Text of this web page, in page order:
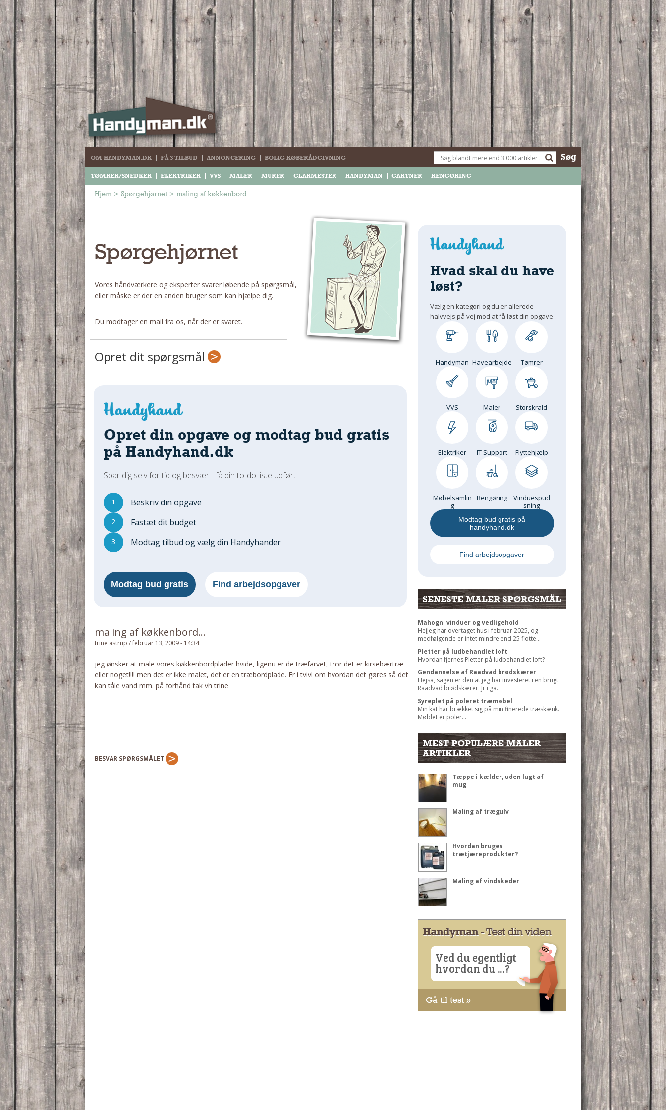
OM HANDYMAN.DK FÅ 3 TILBUD ANNONCERING BOLIG KØBERÅDGIVNING
TØMRER/SNEDKER ELEKTRIKER VVS MALER MURER GLARMESTER HANDYMAN GARTNER RENGØRING
Søg
Hjem > Spørgehjørnet > maling af køkkenbord...
Spørgehjørnet
Vores håndværkere og eksperter svarer løbende på spørgsmål,
eller måske er der en anden bruger som kan hjælpe dig.
Du modtager en mail fra os, når der er svaret.
Opret dit spørgsmål
Opret din opgave og modtag bud gratis
på Handyhand.dk
Spar dig selv for tid og besvær - få din to-do liste udført
1 Beskriv din opgave
2 Fastæt dit budget
3 Modtag tilbud og vælg din Handyhander
Modtag bud gratis Find arbejdsopgaver
maling af køkkenbord...
trine astrup /februar 13, 2009 - 14:34:
jeg ønsker at male vores køkkenbordplader hvide, ligenu er de træfarvet, tror det er kirsebærtræ
eller noget!!!! men det er ikke malet, det er en træbordplade. Er i tvivl om hvordan det gøres så det
kan tåle vand mm. på forhånd tak vh trine
BESVAR SPØRGSMÅLET
Hvad skal du have
løst?
Vælg en kategori og du er allerede
halvvejs på vej mod at få løst din opgave
Handyman Havearbejde Tømrer
VVS Maler Storskrald
Elektriker IT Support Flyttehjælp
Møbelsamlin
g
Rengøring
Vinduespud
sning
Modtag bud gratis på
handyhand.dk
Find arbejdsopgaver
SENESTE MALER SPØRGSMÅL
Mahogni vinduer og vedligehold
HejJeg har overtaget hus i februar 2025, og
medfølgende er intet mindre end 25 flotte...
Pletter på ludbehandlet loft
Hvordan fjernes Pletter på ludbehandlet loft?
Gendannelse af Raadvad brødskærer
Hejsa, sagen er den at jeg har investeret i en brugt
Raadvad brødskærer. Jr i ga...
Syreplet på poleret træmøbel
Min kat har brækket sig på min finerede træskænk.
Møblet er poler...
MEST POPULÆRE MALER
ARTIKLER
Tæppe i kælder, uden lugt af
mug
Maling af trægulv
Hvordan bruges
trætjæreprodukter?
Maling af vindskeder
Handyman- Test din viden
Ved du egentligt
hvordan du ...?
Gå til test »